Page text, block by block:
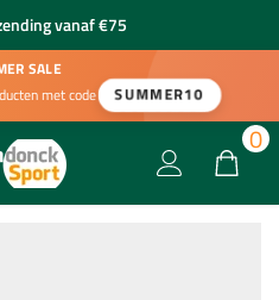
vanaf €75
SALE
met code
SUMMER10
00